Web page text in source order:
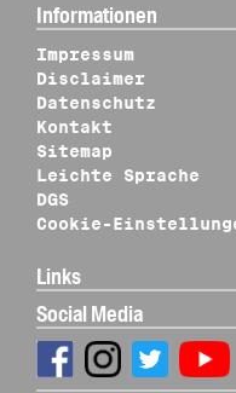
Informationen
Impressum
Disclaimer
Datenschutz
Kontakt
Sitemap
Leichte Sprache
DGS
Cookie-
Links
Social Media